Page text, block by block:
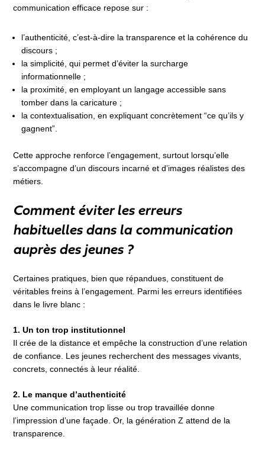
communication efficace repose sur :
l’authenticité, c’est-à-dire la transparence et la cohérence du
discours ;
la simplicité, qui permet d’éviter la surcharge
informationnelle ;
la proximité, en employant un langage accessible sans
tomber dans la caricature ;
la contextualisation, en expliquant concrètement “ce qu’ils y
gagnent”.
Cette approche renforce l’engagement, surtout lorsqu’elle
s’accompagne d’un discours incarné et d’images réalistes des
métiers.
Comment éviter les erreurs
habituelles dans la communication
auprès des jeunes ?
Certaines pratiques, bien que répandues, constituent de
véritables freins à l’engagement. Parmi les erreurs identifiées
dans le livre blanc :
1. Un ton trop institutionnel
Il crée de la distance et empêche la construction d’une relation
de confiance. Les jeunes recherchent des messages vivants,
concrets, connectés à leur réalité.
2. Le manque d’authenticité
Une communication trop lisse ou trop travaillée donne
l’impression d’une façade. Or, la génération Z attend de la
transparence.